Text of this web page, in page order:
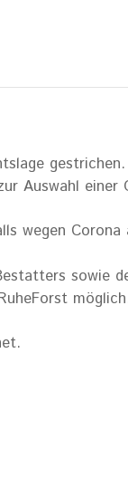
Auswahl einer
wegen Corona
sowie